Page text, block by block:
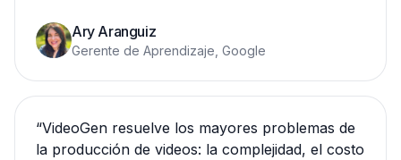
Ary Aranguiz
Gerente de Aprendizaje, Google
“VideoGen resuelve los mayores problemas de
la producción de videos: la complejidad, el costo